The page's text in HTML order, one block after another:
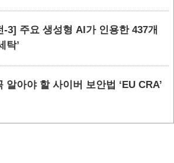
3] 주요 생성형 AI가 인용한 437개
탁’
알아야 할 사이버 보안법 ‘EU CRA’